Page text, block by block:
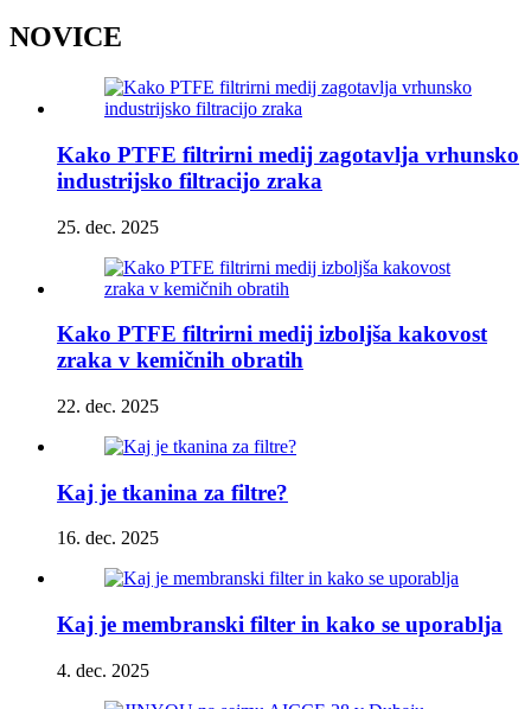
NOVICE
Kako PTFE filtrirni medij zagotavlja vrhunsko
industrijsko filtracijo zraka
25. dec. 2025
Kako PTFE filtrirni medij izboljša kakovost
zraka v kemičnih obratih
22. dec. 2025
Kaj je tkanina za filtre?
16. dec. 2025
Kaj je membranski filter in kako se uporablja
4. dec. 2025